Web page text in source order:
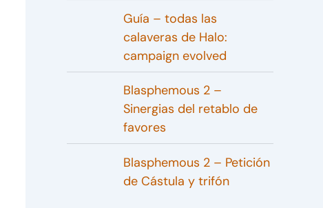
Guía – todas las
calaveras de Halo:
campaign evolved
Blasphemous 2 –
Sinergias del retablo de
favores
Blasphemous 2 – Petición
de Cástula y trifón